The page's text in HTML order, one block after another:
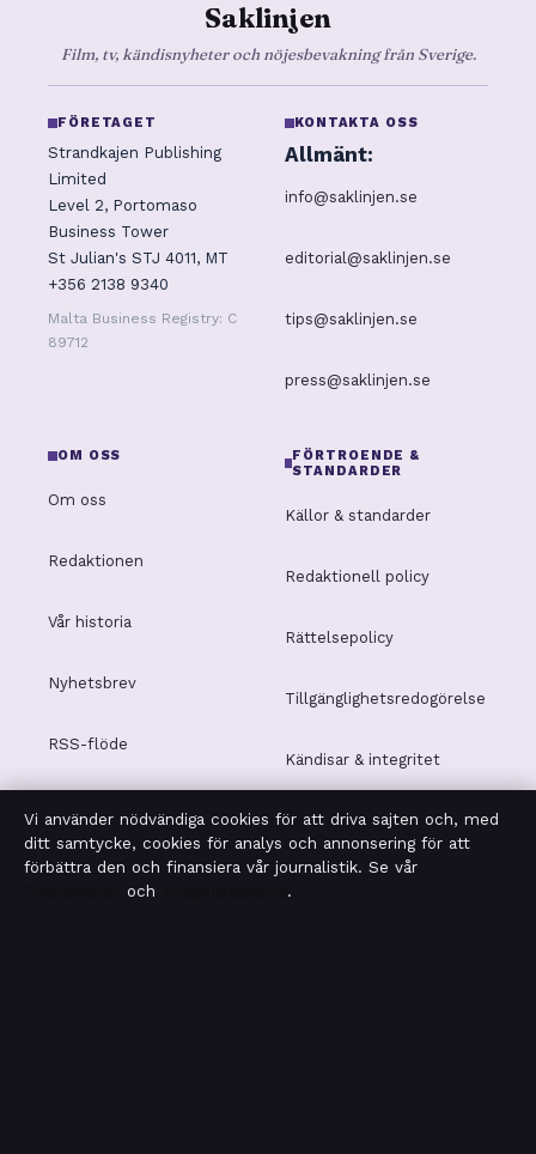
Saklinjen
Film, tv, kändisnyheter och nöjesbevakning från Sverige.
FÖRETAGET
Strandkajen Publishing
Limited
Level 2, Portomaso
Business Tower
St Julian's STJ 4011, MT
+356 2138 9340
Malta Business Registry: C
89712
KONTAKTA OSS
Allmänt:
info@saklinjen.se
editorial@saklinjen.se
tips@saklinjen.se
press@saklinjen.se
OM OSS
Om oss
Redaktionen
Vår historia
Nyhetsbrev
RSS-flöde
FÖRTROENDE &
STANDARDER
Källor & standarder
Redaktionell policy
Rättelsepolicy
Tillgänglighetsredogörelse
Kändisar & integritet
Integritetspolicy
Vi använder nödvändiga cookies för att driva sajten och, med
ditt samtycke, cookies för analys och annonsering för att
förbättra den och finansiera vår journalistik. Se vår
och .